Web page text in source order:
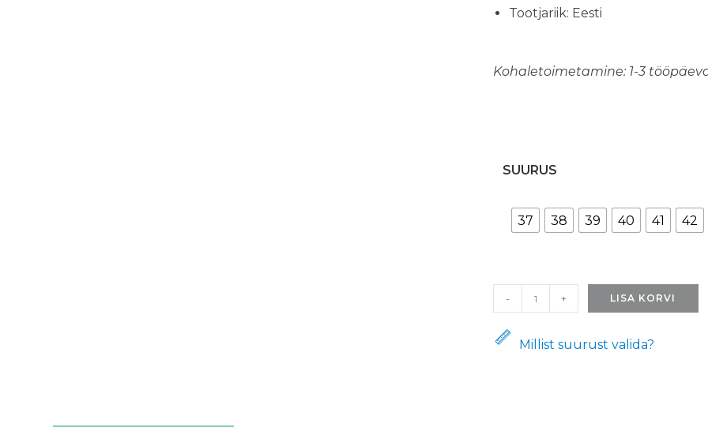
Tootjariik: Eesti
Kohaletoimetamine: 1-3
SUURUS
37 38 39 40 41 42
Kõrbesaapad
2.0
kogus
- + LISA KORVI
Millist suurust valida?